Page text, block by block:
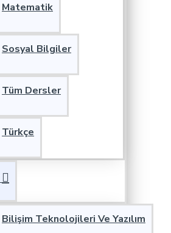
Matematik
Sosyal Bilgiler
Tüm Dersler
Türkçe
Bilişim Teknolojileri Ve Yazılım